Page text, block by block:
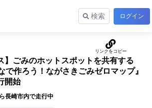
検索 ログイン
】ごみのホットスポットを共有する
で作ろう！ながさきごみゼロマップ』
開始
長崎市内で走行中